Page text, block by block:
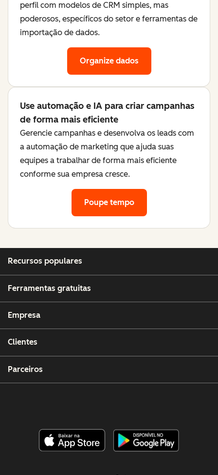
perfil com modelos de CRM simples, mas
poderosos, específicos do setor e ferramentas de
importação de dados.
Organize dados
Use automação e IA para criar campanhas
de forma mais eficiente
Gerencie campanhas e desenvolva os leads com
a automação de marketing que ajuda suas
equipes a trabalhar de forma mais eficiente
conforme sua empresa cresce.
Poupe tempo
Recursos populares
Ferramentas gratuitas
Empresa
Clientes
Parceiros